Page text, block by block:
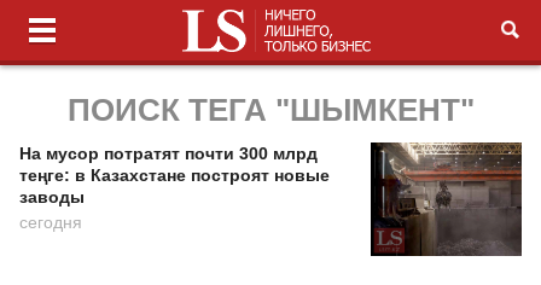
ПОИСК ТЕГА "ШЫМКЕНТ"
На мусор потратят почти 300 млрд
теңге: в Казахстане построят новые
заводы
сегодня